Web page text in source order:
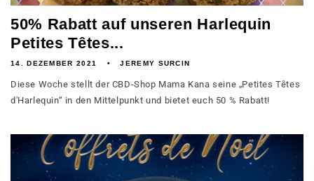
50% Rabatt auf unseren Harlequin
Petites Têtes...
14. DEZEMBER 2021 JEREMY SURCIN
Diese Woche stellt der CBD-Shop Mama Kana seine „Petites Têtes
d'Harlequin“ in den Mittelpunkt und bietet euch 50 % Rabatt!